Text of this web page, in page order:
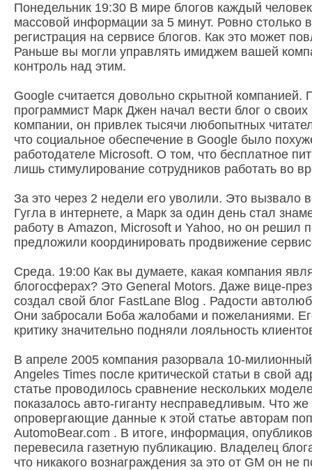
Понедельник 19:30 В мире блогов каждый
массовой информации за 5 минут. Ровно столько
регистрация на сервисе блогов. Как это может
Раньше вы могли управлять имиджем вашей
контроль над этим.
Google считается довольно скрытной компанией.
программист Марк Джен начал вести блог о
компании, он привлек тысячи любопытных
что социальное обеспечение в Google было
работодателе Microsoft. О том, что бесплатное
лишь стимулирование сотрудников работать во
За это через 2 недели его уволили. Это вызвало
Гугла в интернете, а Марк за один день стал
работу в Amazon, Microsoft и Yahoo, но он решил
предложили координировать продвижение
Среда. 19:00 Как вы думаете, какая компания
блогосферах? Это General Motors. Даже вице-
создал свой блог FastLane Blog . Радости
Они забросали Боба жалобами и пожеланиями.
критику значительно подняли лояльность
В апреле 2005 компания разорвала 10-
Angeles Times после критической статьи в свой
статье проводилось сравнение нескольких
показалось авто-гиганту несправедливым. Что
опровергающие данные к этой статье авторам
AutomoBear.com . В итоге, информация,
перевесила газетную публикацию. Владелец
что никакого вознаграждения за это от GM он не